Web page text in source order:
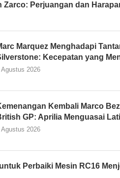
Zarco: Perjuangan dan
Marquez Menghadapi
Kecepatan yang
Agustus 2026
Kembali Marco
GP: Aprilia Menguasai
Agustus 2026
Perbaiki Mesin RC16